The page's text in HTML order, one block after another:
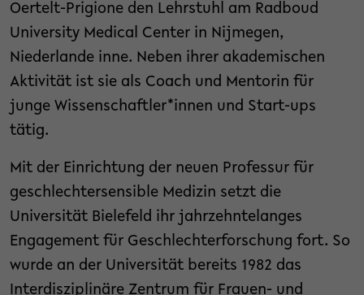
Oertelt-Prigione den Lehrstuhl am Radboud
University Medical Center in Nijmegen,
Niederlande inne. Neben ihrer akademischen
Aktivität ist sie als Coach und Mentorin für
junge Wissenschaftler*innen und Start-ups
tätig.
Mit der Einrichtung der neuen Professur für
geschlechtersensible Medizin setzt die
Universität Bielefeld ihr jahrzehntelanges
Engagement für Geschlechterforschung fort. So
wurde an der Universität bereits 1982 das
Interdisziplinäre Zentrum für Frauen- und